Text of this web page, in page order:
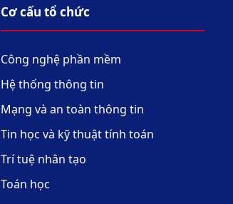
Cơ cấu tổ chức
Công nghệ phần mềm
Hệ thống thông tin
Mạng và an toàn thông tin
Tin học và kỹ thuật tính toán
Trí tuệ nhân tạo
Toán học